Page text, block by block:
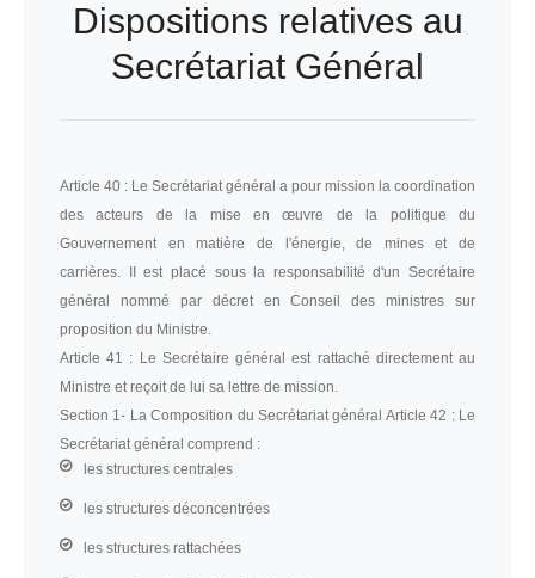
Dispositions relatives au
Secrétariat Général
Article 40 : Le Secrétariat général a pour mission la coordination
des acteurs de la mise en œuvre de la politique du
Gouvernement en matière de l'énergie, de mines et de
carrières. II est placé sous la responsabilité d'un Secrétaire
général nommé par décret en Conseil des ministres sur
proposition du Ministre.
Article 41 : Le Secrétaire général est rattaché directement au
Ministre et reçoit de lui sa lettre de mission.
Section 1- La Composition du Secrétariat général Article 42 : Le
Secrétariat général comprend :
les structures centrales
les structures déconcentrées
les structures rattachées